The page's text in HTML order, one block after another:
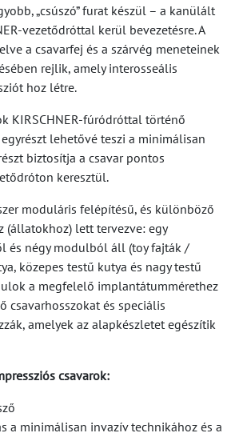
„csúszó” furat készül – a kanülált
vezetődróttal kerül bevezetésre. A
a csavarfej és a szárvég meneteinek
rejlik, amely interosseális
hoz létre.
KIRSCHNER-fúródróttal történő
lehetővé teszi a minimálisan
biztosítja a csavar pontos
keresztül.
moduláris felépítésű, és különböző
(állatokhoz) lett tervezve: egy
és négy modulból áll (toy fajták /
közepes testű kutya és nagy testű
a megfelelő implantátummérethez
csavarhosszokat és speciális
amelyek az alapkészletet egészítik
csavarok:
a minimálisan invazív technikához és a